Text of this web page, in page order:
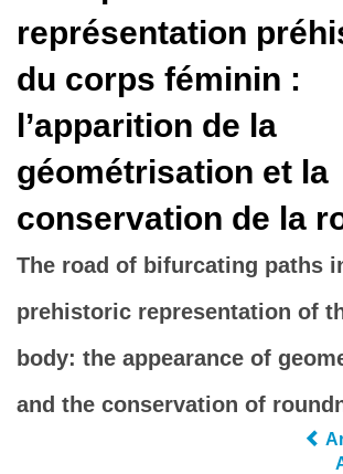
représentation
du corps féminin :
l’apparition de la
géométrisation et la
conservation de la
The road of bifurcating paths
prehistoric representation of
body: the appearance of
and the conservation of